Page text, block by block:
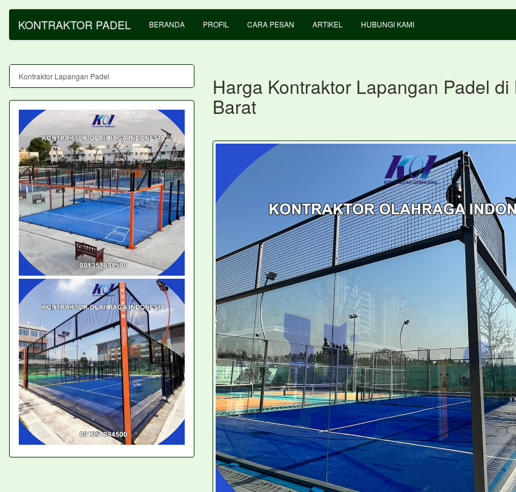
KONTRAKTOR PADEL BERANDA PROFIL CARA PESAN ARTIKEL HUBUNGI KAMI
Harga Kontraktor Lapangan Padel di
Barat
Kontraktor Lapangan Padel